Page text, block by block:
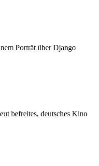
Porträt über Django
befreites, deutsches Kino